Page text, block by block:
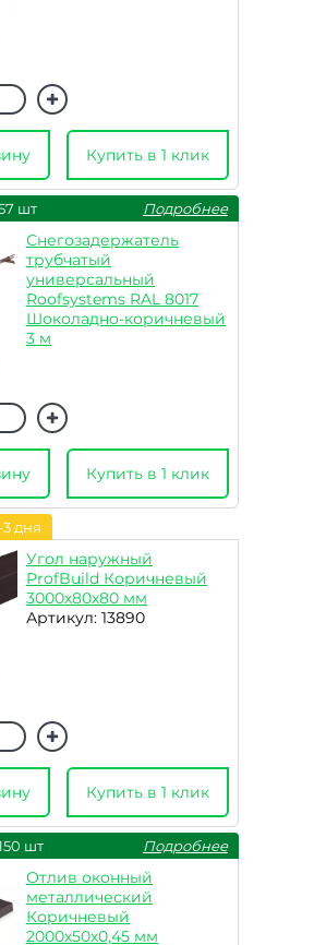
Купить в 1 клик
шт Подробнее
Снегозадержатель
трубчатый
универсальный
Roofsystems RAL 8017
Шоколадно-коричневый
3 м
Купить в 1 клик
3 дня
Угол наружный
ProfBuild Коричневый
3000х80х80 мм
Артикул: 13890
Купить в 1 клик
шт Подробнее
Отлив оконный
металлический
Коричневый
2000х50х0,45 мм